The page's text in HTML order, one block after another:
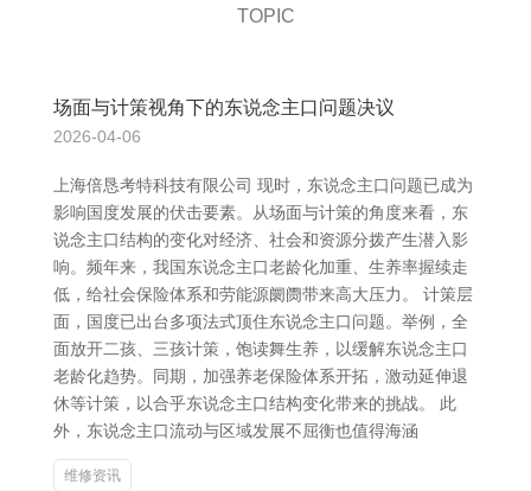
TOPIC
场面与计策视角下的东说念主口问题决议
2026-04-06
上海倍恳考特科技有限公司 现时，东说念主口问题已成为
影响国度发展的伏击要素。从场面与计策的角度来看，东
说念主口结构的变化对经济、社会和资源分拨产生潜入影
响。频年来，我国东说念主口老龄化加重、生养率握续走
低，给社会保险体系和劳能源阛阓带来高大压力。 计策层
面，国度已出台多项法式顶住东说念主口问题。举例，全
面放开二孩、三孩计策，饱读舞生养，以缓解东说念主口
老龄化趋势。同期，加强养老保险体系开拓，激动延伸退
休等计策，以合乎东说念主口结构变化带来的挑战。 此
外，东说念主口流动与区域发展不屈衡也值得海涵
维修资讯